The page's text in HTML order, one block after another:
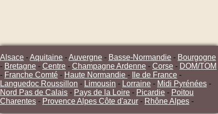
Alsace -Aquitaine -Auvergne - Basse-Normandie - Bourgogne
- Bretagne - Centre - Champagne Ardenne - Corse - DOM/TOM
- Franche Comté - Haute Normandie - Ile de France -
Languedoc Roussillon - Limousin - Lorraine - Midi Pyrénées -
Nord Pas de Calais - Pays de la Loire - Picardie - Poitou
Charentes - Provence Alpes Côte d'azur - Rhône Alpes -